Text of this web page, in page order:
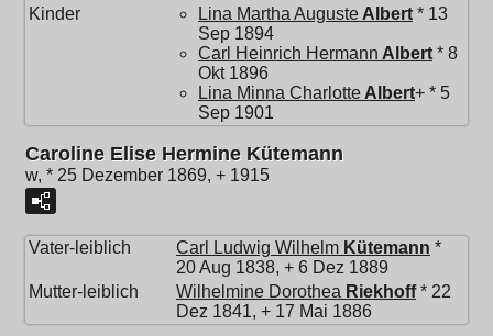
Kinder
Lina Martha Auguste Albert * 13
Sep 1894
Carl Heinrich Hermann Albert * 8
Okt 1896
Lina Minna Charlotte Albert+ * 5
Sep 1901
Caroline Elise Hermine Kütemann
w, * 25 Dezember 1869, + 1915
Vater-leiblich Carl Ludwig Wilhelm Kütemann *
20 Aug 1838, + 6 Dez 1889
Mutter-leiblich
Wilhelmine Dorothea Riekhoff* 22
Dez 1841, + 17 Mai 1886